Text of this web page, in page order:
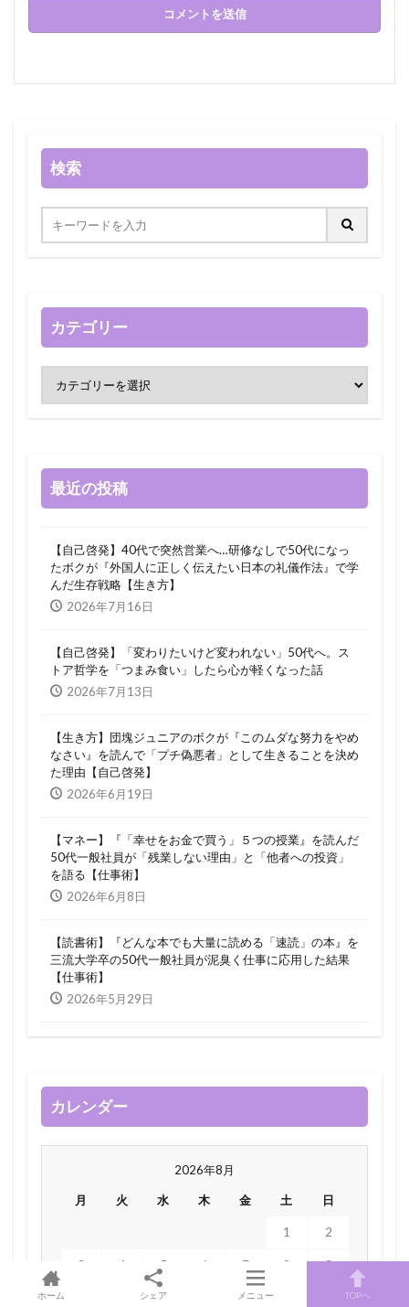
検索
カテゴリー
最近の投稿
【自己啓発】40代で突然営業へ…研修なしで50代になっ
たボクが『外国人に正しく伝えたい日本の礼儀作法』で学
んだ生存戦略【生き方】
2026年7月16日
【自己啓発】「変わりたいけど変われない」50代へ。ス
トア哲学を「つまみ食い」したら心が軽くなった話
2026年7月13日
【生き方】団塊ジュニアのボクが『このムダな努力をやめ
なさい』を読んで「プチ偽悪者」として生きることを決め
た理由【自己啓発】
2026年6月19日
【マネー】『「幸せをお金で買う」５つの授業』を読んだ
50代一般社員が「残業しない理由」と「他者への投資」
を語る【仕事術】
2026年6月8日
【読書術】『どんな本でも大量に読める「速読」の本』を
三流大学卒の50代一般社員が泥臭く仕事に応用した結果
【仕事術】
2026年5月29日
カレンダー
2026年8月
月 火 水 木 金 土 日
1 2
3 4 5 6 7 8 9
12 14
ホーム シェア メニュー TOPへ